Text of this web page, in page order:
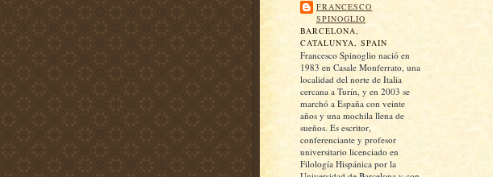
FRANCESCO
SPINOGLIO
BARCELONA,
CATALUNYA, SPAIN
Francesco Spinoglio nació en
1983 en Casale Monferrato, una
localidad del norte de Italia
cercana a Turín, y en 2003 se
marchó a España con veinte
años y una mochila llena de
sueños. Es escritor,
conferenciante y profesor
universitario licenciado en
Filología Hispánica por la